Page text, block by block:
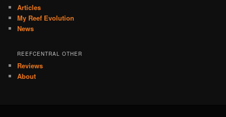
Articles
My Reef Evolution
News
REEFCENTRAL OTHER
Reviews
About